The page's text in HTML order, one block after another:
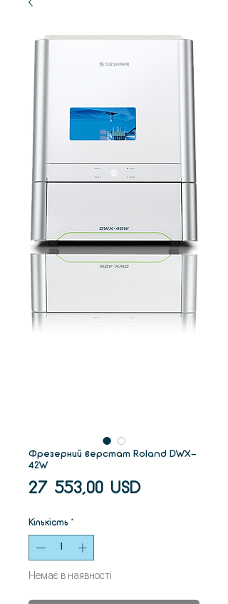
Фрезерний верстат Roland DWX-
42W
27 553,00 USDЦіна
Кількість *
Немає в наявності